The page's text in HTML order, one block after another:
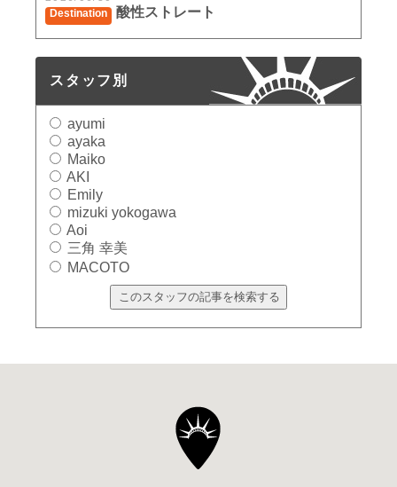
Destination
酸性ストレート
スタッフ別
ayumi
ayaka
Maiko
AKI
Emily
mizuki yokogawa
Aoi
三角 幸美
MACOTO